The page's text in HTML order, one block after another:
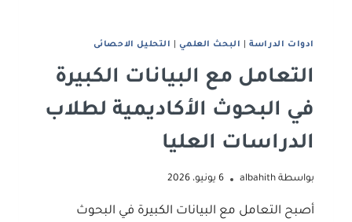
ادوات اﻟﺪراﺳﺔ| البحث العلمي اﻟﺘﺤﻠﻴﻞ اﻻﺣﺼﺎﺋﻰ
التعامل مع البيانات الكبيرة
في البحوث الأكاديمية لطلاب
الدراسات العليا
بواسطة albahith 6 يونيو، 2026
أصبح التعامل مع البيانات الكبيرة في البحوث